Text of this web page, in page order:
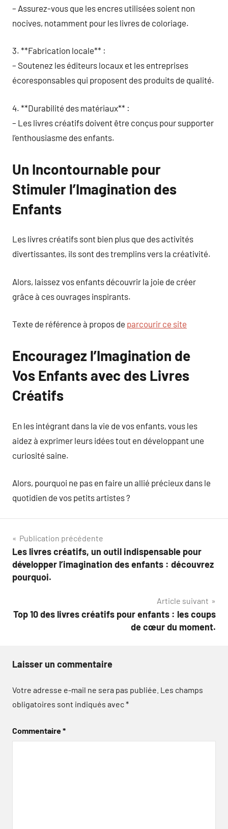
– Assurez-vous que les encres utilisées soient non
nocives, notamment pour les livres de coloriage.
3. **Fabrication locale** :
– Soutenez les éditeurs locaux et les entreprises
écoresponsables qui proposent des produits de qualité.
4. **Durabilité des matériaux** :
– Les livres créatifs doivent être conçus pour supporter
l’enthousiasme des enfants.
Un Incontournable pour
Stimuler l’Imagination des
Enfants
Les livres créatifs sont bien plus que des activités
divertissantes, ils sont des tremplins vers la créativité.
Alors, laissez vos enfants découvrir la joie de créer
grâce à ces ouvrages inspirants.
Texte de référence à propos de parcourir ce site
Encouragez l’Imagination de
Vos Enfants avec des Livres
Créatifs
En les intégrant dans la vie de vos enfants, vous les
aidez à exprimer leurs idées tout en développant une
curiosité saine.
Alors, pourquoi ne pas en faire un allié précieux dans le
quotidien de vos petits artistes ?
Navigation
de
l’article
Publication précédente
Les livres créatifs, un outil indispensable pour
développer l’imagination des enfants : découvrez
pourquoi.
Article suivant
Top 10 des livres créatifs pour enfants : les coups
de cœur du moment.
Laisser un commentaire
Votre adresse e-mail ne sera pas publiée. Les champs
obligatoires sont indiqués avec*
Commentaire*